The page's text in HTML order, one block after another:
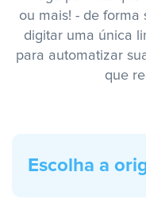
ou mais! - de forma
digitar uma única
para automatizar
que
Escolha a